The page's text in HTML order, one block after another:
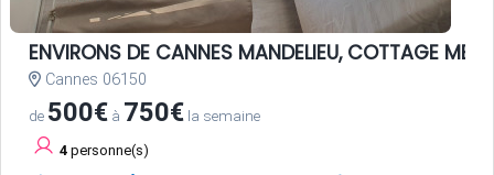
ENVIRONS DE CANNES MANDELIEU, COTTAGE
Cannes 06150
de 500€ à 750€ la semaine
4 personne(s)